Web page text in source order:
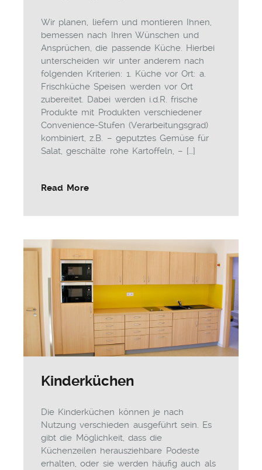
Wir planen, liefern und montieren Ihnen,
bemessen nach Ihren Wünschen und
Ansprüchen, die passende Küche. Hierbei
unterscheiden wir unter anderem nach
folgenden Kriterien: 1. Küche vor Ort: a.
Frischküche Speisen werden vor Ort
zubereitet. Dabei werden i.d.R. frische
Produkte mit Produkten verschiedener
Convenience-Stufen (Verarbeitungsgrad)
kombiniert, z.B. – geputztes Gemüse für
Salat, geschälte rohe Kartoffeln, – […]
Read More
Kinderküchen
Die Kinderküchen können je nach
Nutzung verschieden ausgeführt sein. Es
gibt die Möglichkeit, dass die
Küchenzeilen herausziehbare Podeste
erhalten, oder sie werden häufig auch als